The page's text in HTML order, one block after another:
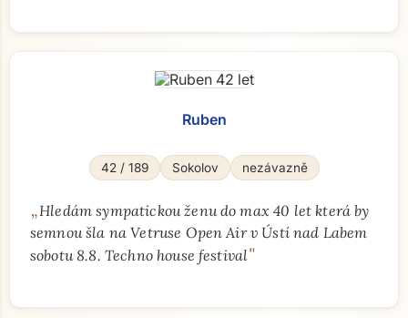
Ruben
42 / 189 Sokolov nezávazně
„Hledám sympatickou ženu do max 40 let která by
semnou šla na Vetruse Open Air v Ústí nad Labem
sobotu 8.8. Techno house festival"